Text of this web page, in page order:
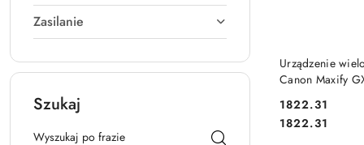
Zasilanie
Szukaj
Urządzenie
Canon Maxify
Cena:
1822.31
Cena:
1822.31
DO